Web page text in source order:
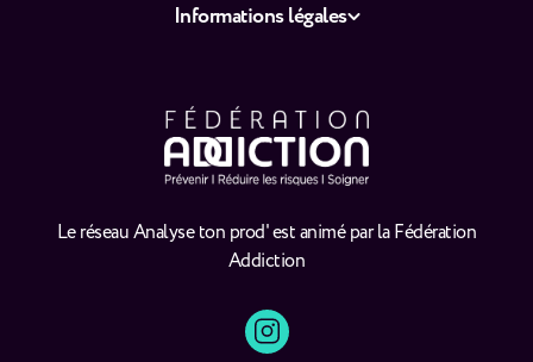
Le réseau Analyse ton prod' est animé par la Fédération
Addiction
Informations légales